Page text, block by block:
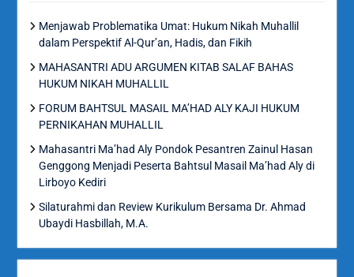
Menjawab Problematika Umat: Hukum Nikah Muhallil
dalam Perspektif Al-Qur’an, Hadis, dan Fikih
MAHASANTRI ADU ARGUMEN KITAB SALAF BAHAS
HUKUM NIKAH MUHALLIL
FORUM BAHTSUL MASAIL MA’HAD ALY KAJI HUKUM
PERNIKAHAN MUHALLIL
Mahasantri Ma’had Aly Pondok Pesantren Zainul Hasan
Genggong Menjadi Peserta Bahtsul Masail Ma’had Aly di
Lirboyo Kediri
Silaturahmi dan Review Kurikulum Bersama Dr. Ahmad
Ubaydi Hasbillah, M.A.